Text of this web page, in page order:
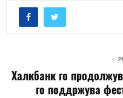
Халкбанк го
го поддржува